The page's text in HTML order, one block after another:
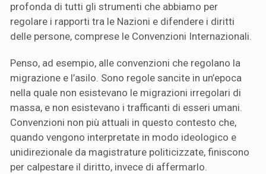
profonda di tutti gli strumenti che abbiamo per
regolare i rapporti tra le Nazioni e difendere i diritti
delle persone, comprese le Convenzioni Internazionali.
Penso, ad esempio, alle convenzioni che regolano la
migrazione e l’asilo. Sono regole sancite in un’epoca
nella quale non esistevano le migrazioni irregolari di
massa, e non esistevano i trafficanti di esseri umani.
Convenzioni non più attuali in questo contesto che,
quando vengono interpretate in modo ideologico e
unidirezionale da magistrature politicizzate, finiscono
per calpestare il diritto, invece di affermarlo.